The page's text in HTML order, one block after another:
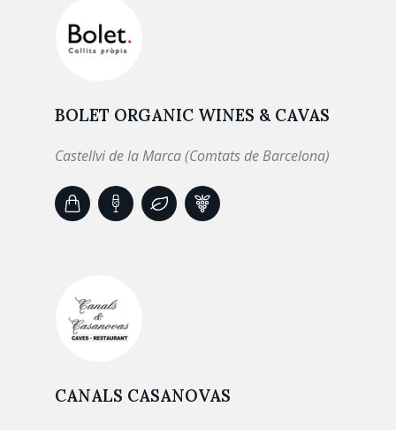
BOLET ORGANIC WINES & CAVAS
Castellvi de la Marca (Comtats de Barcelona)
CANALS CASANOVAS